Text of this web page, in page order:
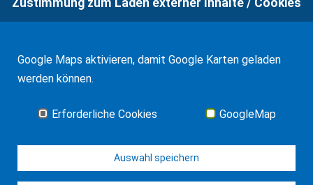
24.06.2016Europäisches Güterrecht verabschiedet
01.01.2016
Erbschaftsteuer und Schenkungssteuer der
Zustimmung zum Laden externer Inhalte / Cookies
Google Maps aktivieren, damit Google Karten geladen
werden können.
Erforderliche Cookies GoogleMap
Auswahl speichern